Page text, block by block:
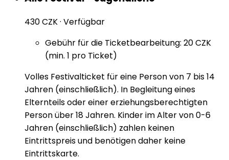
430 CZK· Verfügbar
Gebühr für die Ticketbearbeitung: 20 CZK
(min. 1 pro Ticket)
Volles Festivalticket für eine Person von 7 bis 14
Jahren (einschließlich). In Begleitung eines
Elternteils oder einer erziehungsberechtigten
Person über 18 Jahren. Kinder im Alter von 0-6
Jahren (einschließlich) zahlen keinen
Eintrittspreis und benötigen daher keine
Eintrittskarte.